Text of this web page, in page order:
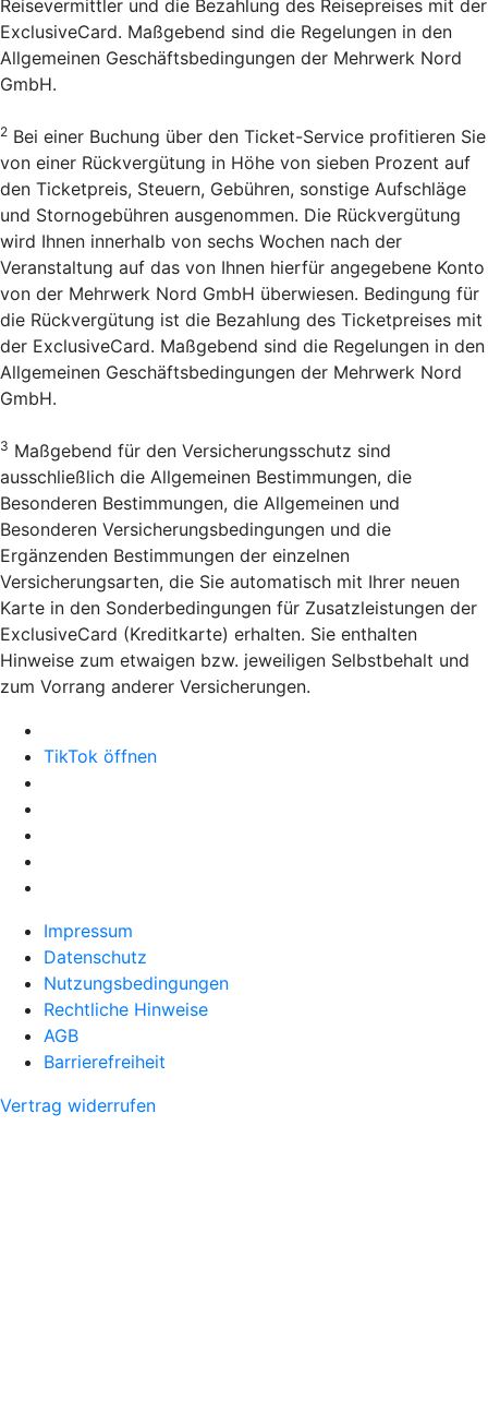
Reisevermittler und die Bezahlung des Reisepreises mit der
ExclusiveCard. Maßgebend sind die Regelungen in den
Allgemeinen Geschäftsbedingungen der Mehrwerk Nord
GmbH.
2 Bei einer Buchung über den Ticket-Service profitieren Sie
von einer Rückvergütung in Höhe von sieben Prozent auf
den Ticketpreis, Steuern, Gebühren, sonstige Aufschläge
und Stornogebühren ausgenommen. Die Rückvergütung
wird Ihnen innerhalb von sechs Wochen nach der
Veranstaltung auf das von Ihnen hierfür angegebene Konto
von der Mehrwerk Nord GmbH überwiesen. Bedingung für
die Rückvergütung ist die Bezahlung des Ticketpreises mit
der ExclusiveCard. Maßgebend sind die Regelungen in den
Allgemeinen Geschäftsbedingungen der Mehrwerk Nord
GmbH.
3 Maßgebend für den Versicherungsschutz sind
ausschließlich die Allgemeinen Bestimmungen, die
Besonderen Bestimmungen, die Allgemeinen und
Besonderen Versicherungsbedingungen und die
Ergänzenden Bestimmungen der einzelnen
Versicherungsarten, die Sie automatisch mit Ihrer neuen
Karte in den Sonderbedingungen für Zusatzleistungen der
ExclusiveCard (Kreditkarte) erhalten. Sie enthalten
Hinweise zum etwaigen bzw. jeweiligen Selbstbehalt und
zum Vorrang anderer Versicherungen.
TikTok öffnen
Impressum
Datenschutz
Nutzungsbedingungen
Rechtliche Hinweise
AGB
Barrierefreiheit
Vertrag widerrufen